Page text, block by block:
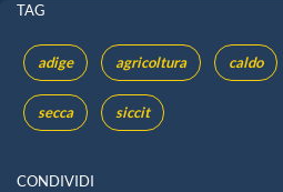
TAG
adige agricoltura caldo
secca siccit
CONDIVIDI